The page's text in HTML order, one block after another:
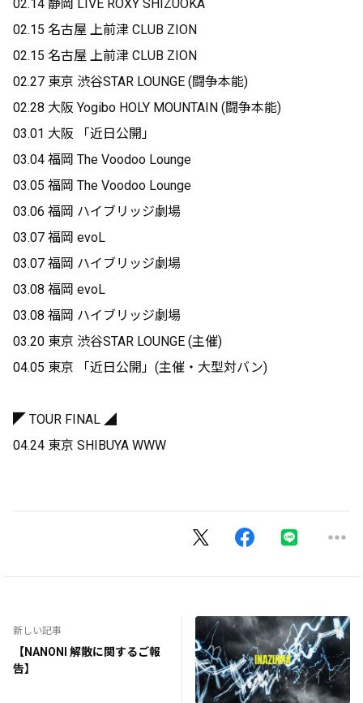
02.14 静岡 LIVE ROXY SHIZUOKA
02.15 名古屋 上前津 CLUB ZION
02.15 名古屋 上前津 CLUB ZION
02.27 東京 渋谷STAR LOUNGE (闘争本能)
02.28 大阪 Yogibo HOLY MOUNTAIN (闘争本能)
03.01 大阪 「近日公開」
03.04 福岡 The Voodoo Lounge
03.05 福岡 The Voodoo Lounge
03.06 福岡 ハイブリッジ劇場
03.07 福岡 evoL
03.07 福岡 ハイブリッジ劇場
03.08 福岡 evoL
03.08 福岡 ハイブリッジ劇場
03.20 東京 渋谷STAR LOUNGE (主催)
04.05 東京 「近日公開」(主催・大型対バン)
◤ TOUR FINAL ◢
04.24 東京 SHIBUYA WWW
新しい記事
【NANONI 解散に関するご報
告】